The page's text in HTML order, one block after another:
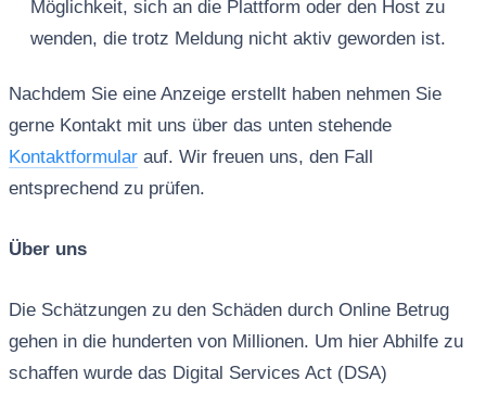
Möglichkeit, sich an die Plattform oder den Host zu
wenden, die trotz Meldung nicht aktiv geworden ist.
Nachdem Sie eine Anzeige erstellt haben nehmen Sie
gerne Kontakt mit uns über das unten stehende
Kontaktformularauf. Wir freuen uns, den Fall
entsprechend zu prüfen.
Über uns
Die Schätzungen zu den Schäden durch Online Betrug
gehen in die hunderten von Millionen. Um hier Abhilfe zu
schaffen wurde das Digital Services Act (DSA)